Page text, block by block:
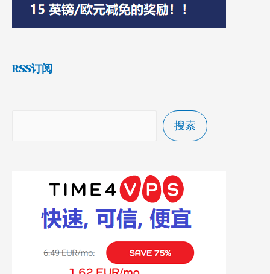
RSS订阅
搜索